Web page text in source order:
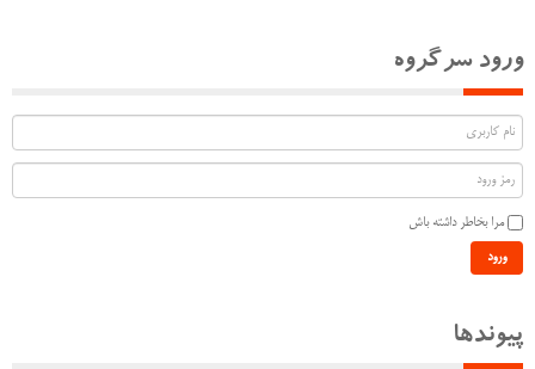
ورود سرگروه
مرا بخاطر داشته باش
ورود
پیوندها